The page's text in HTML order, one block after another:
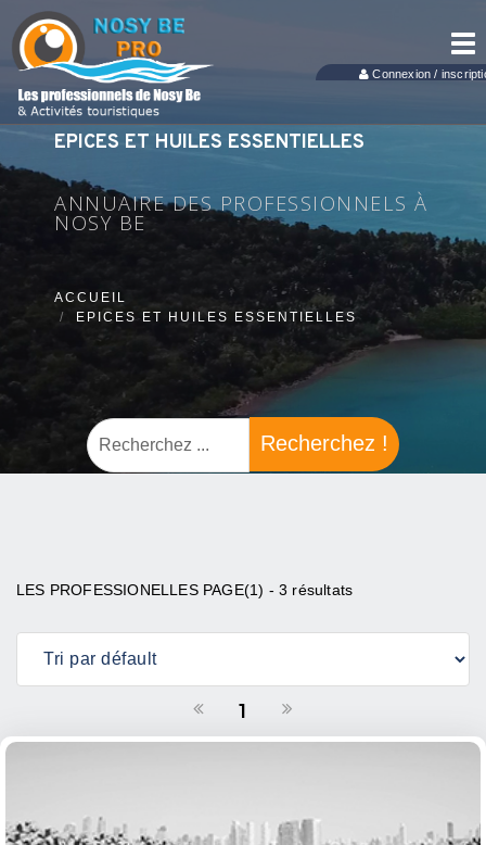
Connexion /
EPICES ET HUILES ESSENTIELLES
ANNUAIRE DES PROFESSIONNELS À
NOSY BE
ACCUEIL
EPICES ET HUILES ESSENTIELLES
Recherchez !
LES PROFESSIONELLES PAGE(1) - 3 résultats
1